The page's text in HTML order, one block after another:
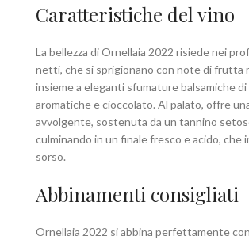
Caratteristiche del vino
La bellezza di Ornellaia 2022 risiede nei
netti, che si sprigionano con note di frutta
insieme a eleganti sfumature balsamiche
aromatiche e cioccolato. Al palato, offre
avvolgente, sostenuta da un tannino
culminando in un finale fresco e acido, che
sorso.
Abbinamenti consigliati
Ornellaia 2022 si abbina perfettamente